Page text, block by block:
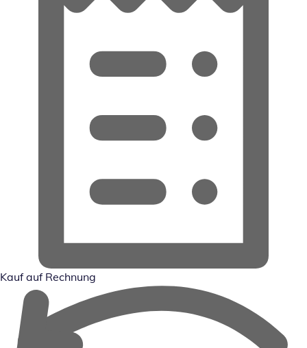
Kauf auf Rechnung